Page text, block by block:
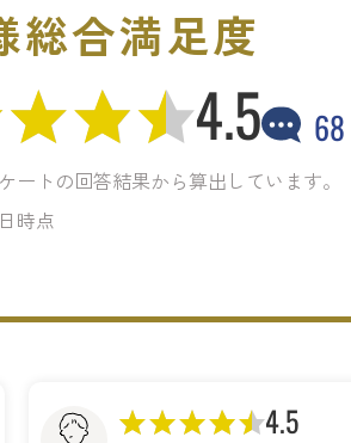
総合満足度
4.5 68
ートの回答結果から算出しています。
時点
4.5